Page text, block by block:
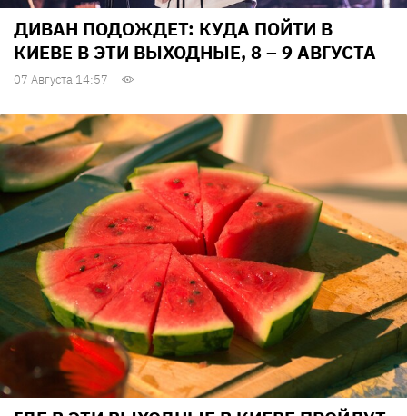
ДИВАН ПОДОЖДЕТ: КУДА ПОЙТИ В
КИЕВЕ В ЭТИ ВЫХОДНЫЕ, 8 – 9 АВГУСТА
07 Августа 14:57